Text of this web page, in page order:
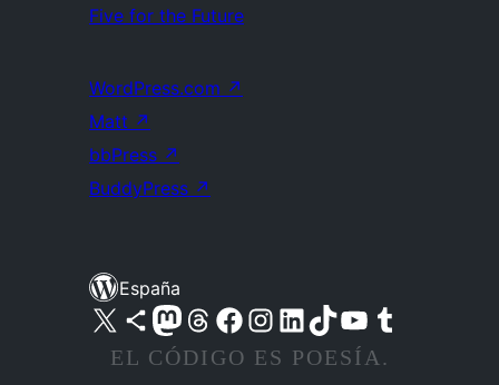
Five for the Future
WordPress.com ↗
Matt ↗
bbPress ↗
BuddyPress ↗
España
Visita nuestra cuenta de X (anteriormente Twitter)
Visita nuestra cuenta de Bluesky
Visita nuestra cuenta de Mastodon
Visita nuestra cuenta de Threads
Visita nuestra página de Facebook
Visita nuestra cuenta de Instagram
Visita nuestra cuenta de LinkedIn
Visita nuestra cuenta de TikTok
Visita nuestro canal de YouTube
Visita nuestra cuenta de Tumblr
EL CÓDIGO ES POESÍA.